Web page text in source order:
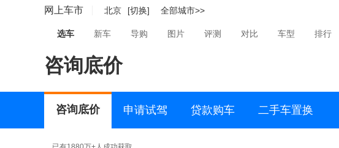
网上车市 北京 [切换] 全部城市>>
选车 新车 导购 图片 评测 对比 车型 排行
咨询底价
咨询底价 申请试驾 贷款购车 二手车置换